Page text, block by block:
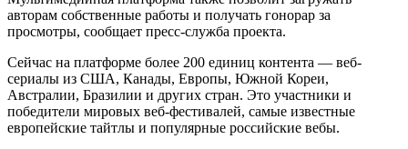
авторам собственные работы и получать гонорар за
просмотры, сообщает пресс-служба проекта.
Сейчас на платформе более 200 единиц контента — веб-
сериалы из США, Канады, Европы, Южной Кореи,
Австралии, Бразилии и других стран. Это участники и
победители мировых веб-фестивалей, самые известные
европейские тайтлы и популярные российские вебы.